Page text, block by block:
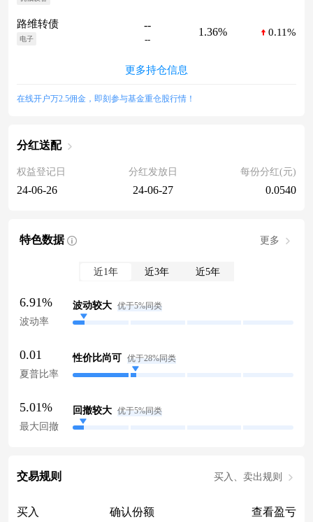
路维转债
电子
--
--
1.36% 0.11%
更多持仓信息
在线开户万2.5佣金，即刻参与基金重仓股行情！
分红送配
权益登记日
24-06-26
分红发放日
24-06-27
每份分红(元)
0.0540
特色数据 更多
近1年 近3年 近5年
6.91%
波动率
波动较大 优于5%同类
0.01
夏普比率
性价比尚可 优于28%同类
5.01%
最大回撤
回撤较大 优于5%同类
交易规则 买入、卖出规则
买入 确认份额 查看盈亏